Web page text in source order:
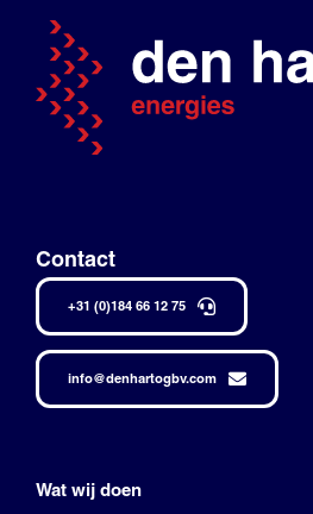
Contact
+31 (0)184 66 12 75
info@denhartogbv.com
Wat wij doen